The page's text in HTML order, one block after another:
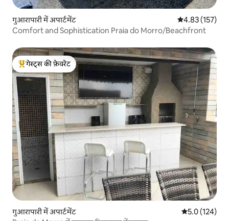
गुआरापारी में अपार्टमेंट औसत रेटिंग 5 में से
4.83 (157)
Comfort and Sophistication Praia do Morro/Beachfront
गेस्ट्स का टॉप फ़ेवरेट
गेस्ट्स की फ़ेवरेट
गुआरापारी में अपार्टमेंट औसत रेटिंग 5 में
5.0 (124)